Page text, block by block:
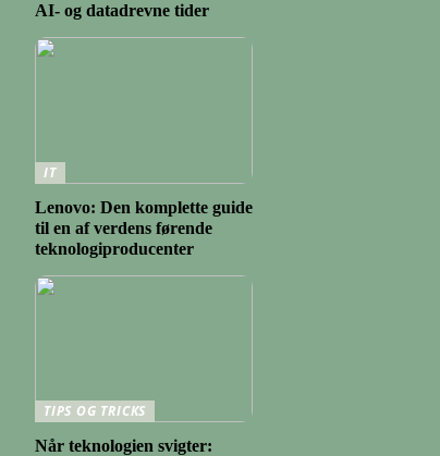
AI- og datadrevne tider
IT
Lenovo: Den komplette guide
til en af verdens førende
teknologiproducenter
TIPS OG TRICKS
Når teknologien svigter: